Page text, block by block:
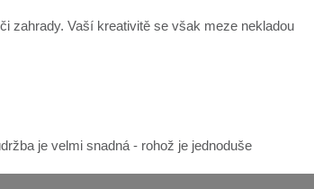
zahrady. Vaší kreativitě se však meze nekladou
je velmi snadná - rohož je jednoduše